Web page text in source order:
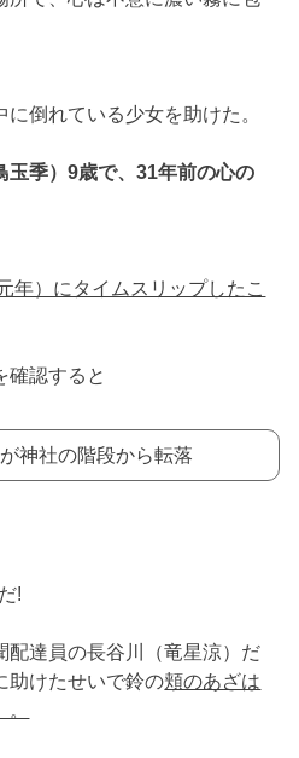
倒れている少女を助けた。
玉季）9歳で、31年前の心の
年）にタイムスリップしたこ
確認すると
神社の階段から転落
!
配達員の長谷川（竜星涼）だ
助けたせいで鈴の頬のあざは